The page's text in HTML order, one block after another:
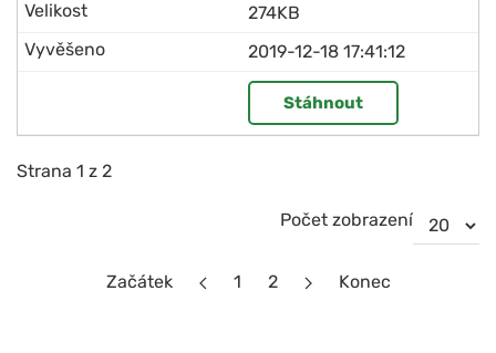
274KB
2019-12-18 17:41:12
Stáhnout
Strana 1 z 2
Počet zobrazení
Začátek 1 2 Konec